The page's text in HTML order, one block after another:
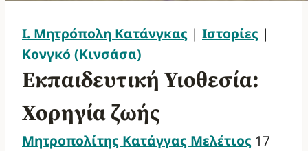
Ι. Μητρόπολη Κατάνγκας | Ιστορίες |
Κονγκό (Κινσάσα)
Εκπαιδευτική Υιοθεσία:
Χορηγία ζωής
Μητροπολίτης Κατάγγας Μελέτιος 17